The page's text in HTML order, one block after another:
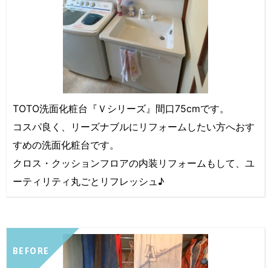
TOTO洗面化粧台『Ｖシリーズ』間口75cmです。
コスパ良く、リーズナブルにリフォームしたい方へおす
すめの洗面化粧台です。
クロス・クッションフロアの内装リフォームもして、ユ
ーティリティ丸ごとリフレッシュ♪
BEFORE